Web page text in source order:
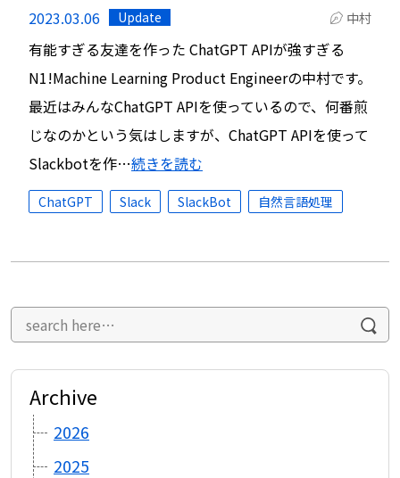
2023.03.06 Update 中村
有能すぎる友達を作った ChatGPT APIが強すぎる
N1!Machine Learning Product Engineerの中村です。
最近はみんなChatGPT APIを使っているので、何番煎
じなのかという気はしますが、ChatGPT APIを使って
Slackbotを作…続きを読む
ChatGPT Slack SlackBot 自然言語処理
Archive
2026
2025